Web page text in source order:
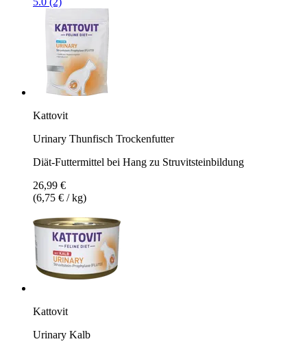
Kattovit
Urinary Thunfisch Trockenfutter
Diät-Futtermittel bei Hang zu Struvitsteinbildung
26,99 €
(6,75 € / kg)
Kattovit
Urinary Kalb